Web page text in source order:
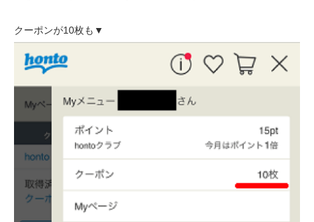
クーポンが10枚も▼